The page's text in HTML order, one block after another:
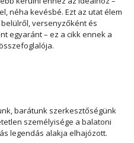
néha kevésbé. Ezt az utat élem
versenyzőként és
egyaránt – ez a cikk ennek a
barátunk szerkesztőségünk
személyisége a balatoni
legendás alakja elhajózott.